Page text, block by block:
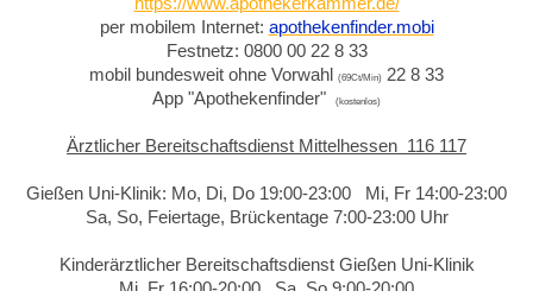
per mobilem Internet: apothekenfinder.mobi
Festnetz: 0800 00 22 8 33
mobil bundesweit ohne Vorwahl (69Ct/Min) 22 8 33
App "Apothekenfinder"
(kostenlos)
Ärztlicher Bereitschaftsdienst Mittelhessen 116 117
Gießen Uni-Klinik: Mo, Di, Do 19:00-23:00 Mi, Fr 14:00-23:00
Sa, So, Feiertage, Brückentage 7:00-23:00 Uhr
Kinderärztlicher Bereitschaftsdienst Gießen Uni-Klinik